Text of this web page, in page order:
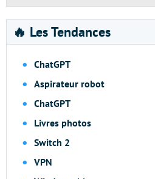
🔥 Les Tendances
ChatGPT
Aspirateur robot
ChatGPT
Livres photos
Switch 2
VPN